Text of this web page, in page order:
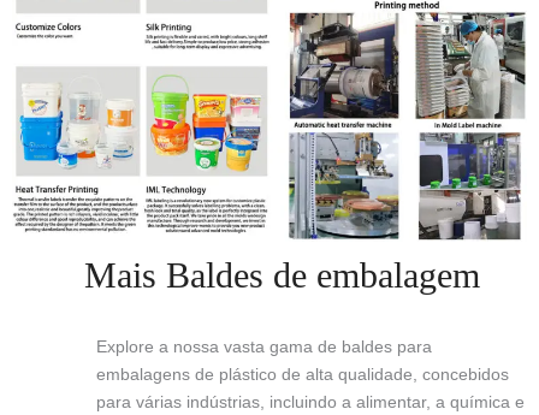
Mais Baldes de embalagem
Explore a nossa vasta gama de baldes para
embalagens de plástico de alta qualidade, concebidos
para várias indústrias, incluindo a alimentar, a química e